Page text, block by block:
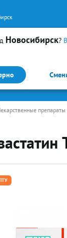
Новосибирск?
препараты